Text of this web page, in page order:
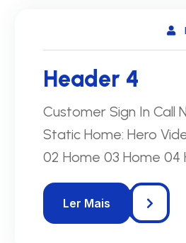
Header 4
Customer Sign In Call
Static Home: Hero
02 Home 03 Home 04